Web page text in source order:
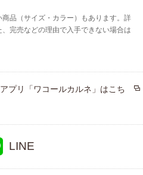
品（サイズ・カラー）もあります。詳
完売などの理由で入手できない場合は
プリ「ワコールカルネ」はこち
LINE